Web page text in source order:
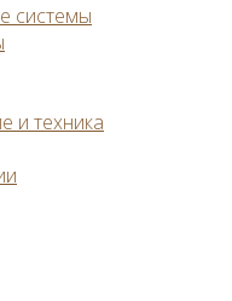
системы
и техника